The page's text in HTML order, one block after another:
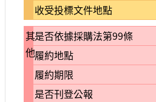
收受投標文件地點
其
他
是否依據採購法第99條
履約地點
履約期限
是否刊登公報